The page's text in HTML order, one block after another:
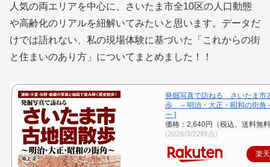
人気の両エリアを中心に、さいたま市全10区の人口動態
や高齢化のリアルを紐解いてみたいと思います。データだ
けでは語れない、私の現場体験に基づいた「これからの街
と住まいのあり方」についてまとめました！！
発掘写真で訪ねる さいたま市
歩 ～明治・大正・昭和の街角
一 ]
価格：2,640円（税込、送料無
(2026/3/22時点)
楽